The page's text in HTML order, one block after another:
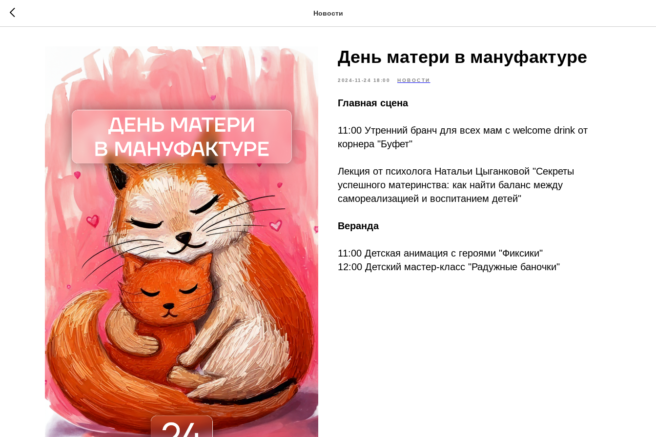
Новости
День матери в мануфактуре
2024-11-24 18:00 НОВОСТИ
Главная сцена
11:00 Утренний бранч для всех мам с welcome drink от
корнера "Буфет"
Лекция от психолога Натальи Цыганковой "Секреты
успешного материнства: как найти баланс между
самореализацией и воспитанием детей"
Веранда
11:00 Детская анимация с героями "Фиксики"
12:00 Детский мастер-класс "Радужные баночки"